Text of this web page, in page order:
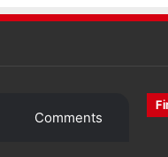
Comments